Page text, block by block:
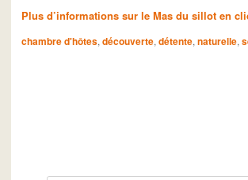
Plus d’informations sur le Mas du sillot en
chambre d'hôtes, découverte, détente, naturelle,